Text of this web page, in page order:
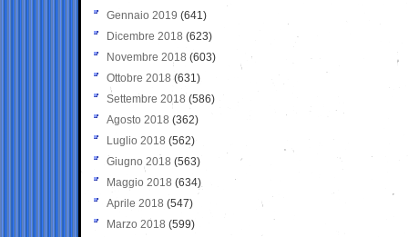
Gennaio 2019 (641)
Dicembre 2018 (623)
Novembre 2018 (603)
Ottobre 2018 (631)
Settembre 2018 (586)
Agosto 2018 (362)
Luglio 2018 (562)
Giugno 2018 (563)
Maggio 2018 (634)
Aprile 2018 (547)
Marzo 2018 (599)